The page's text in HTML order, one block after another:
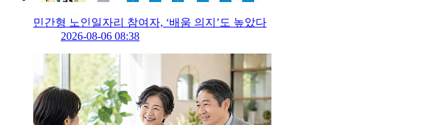
민간형 노인일자리 참여자, ‘배움 의지’도 높았다
2026-08-06 08:38